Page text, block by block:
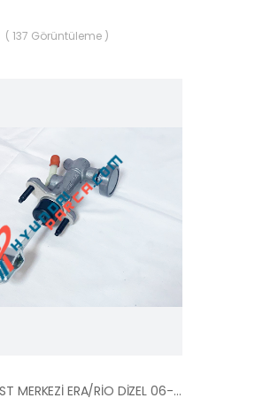
( 137 Görüntüleme )
DEBRİYAJ ÜST MERKEZİ ERA/RİO DİZEL 06-12 TCIC 41610-1G800-TCIC